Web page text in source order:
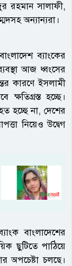
রহমান সালাফী,
অন্যান্যরা।
ব্যাংকের
আজ ধ্বংসের
কারণে ইসলামী
ক্ষতিগ্রস্ত হচ্ছে।
হচ্ছে না, দেশের
নিয়েও উদ্বেগ
বাংলাদেশের
ছুটিতে পাঠিয়ে
অপচেষ্টা চলছে।